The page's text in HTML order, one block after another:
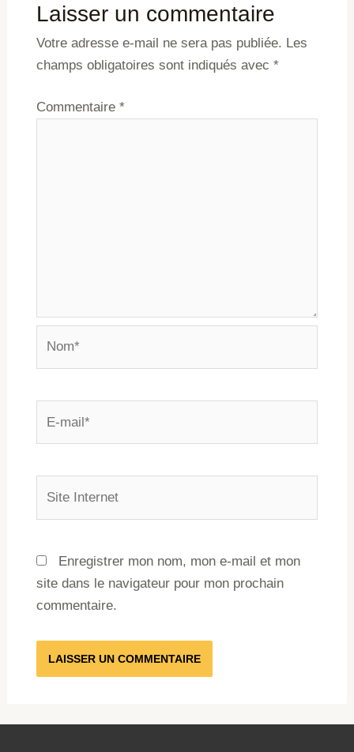
Laisser un commentaire
Votre adresse e-mail ne sera pas publiée. Les
champs obligatoires sont indiqués avec *
Commentaire *
Enregistrer mon nom, mon e-mail et mon
site dans le navigateur pour mon prochain
commentaire.